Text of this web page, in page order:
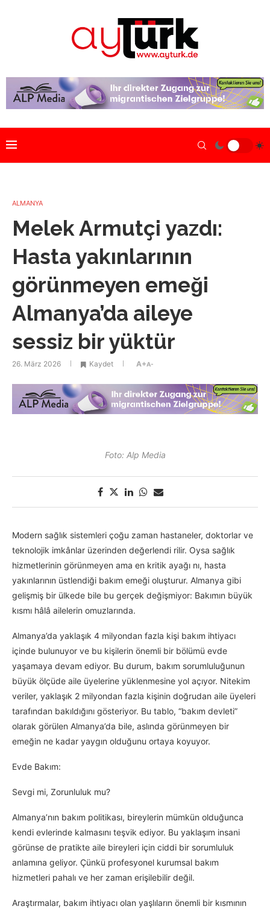
ALMANYA
Melek Armutçi yazdı:
Hasta yakınlarının
görünmeyen emeği
Almanya’da aileye
sessiz bir yüktür
26. März 2026 Kaydet A+A-
Foto: Alp Media
Modern sağlık sistemleri çoğu zaman hastaneler, doktorlar ve
teknolojik imkânlar üzerinden değerlendi rilir. Oysa sağlık
hizmetlerinin görünmeyen ama en kritik ayağı nı, hasta
yakınlarının üstlendiği bakım emeği oluşturur. Almanya gibi
gelişmiş bir ülkede bile bu gerçek değişmiyor: Bakımın büyük
kısmı hâlâ ailelerin omuzlarında.
Almanya’da yaklaşık 4 milyondan fazla kişi bakım ihtiyacı
içinde bulunuyor ve bu kişilerin önemli bir bölümü evde
yaşamaya devam ediyor. Bu durum, bakım sorumluluğunun
büyük ölçüde aile üyelerine yüklenmesine yol açıyor. Nitekim
veriler, yaklaşık 2 milyondan fazla kişinin doğrudan aile üyeleri
tarafından bakıldığını gösteriyor. Bu tablo, “bakım devleti”
olarak görülen Almanya’da bile, aslında görünmeyen bir
emeğin ne kadar yaygın olduğunu ortaya koyuyor.
Evde Bakım:
Sevgi mi, Zorunluluk mu?
Almanya’nın bakım politikası, bireylerin mümkün olduğunca
kendi evlerinde kalmasını teşvik ediyor. Bu yaklaşım insani
görünse de pratikte aile bireyleri için ciddi bir sorumluluk
anlamına geliyor. Çünkü profesyonel kurumsal bakım
hizmetleri pahalı ve her zaman erişilebilir değil.
Araştırmalar, bakım ihtiyacı olan yaşlıların önemli bir kısmının